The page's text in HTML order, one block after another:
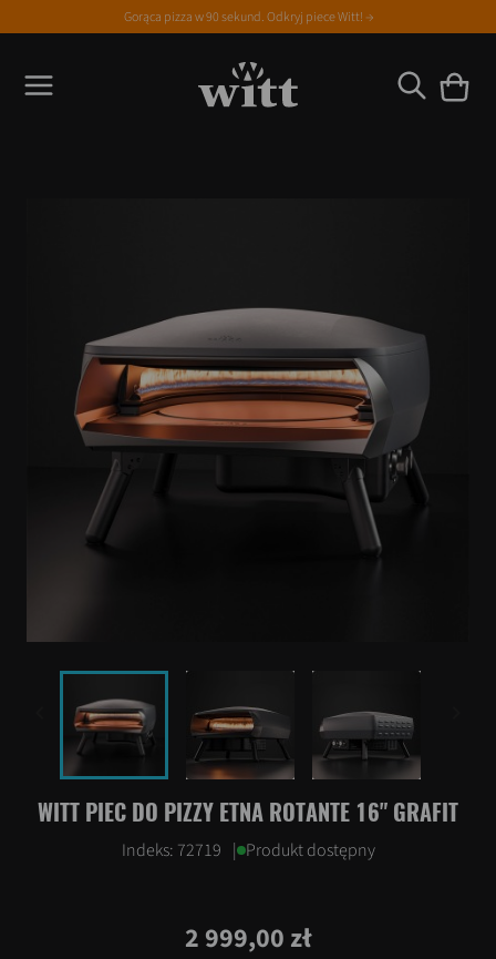
Gorąca pizza w 90 sekund. Odkryj piece Witt! →
WITT PIEC DO PIZZY ETNA ROTANTE 16" GRAFIT
Indeks: 72719 | Produkt dostępny
2 999,00 zł